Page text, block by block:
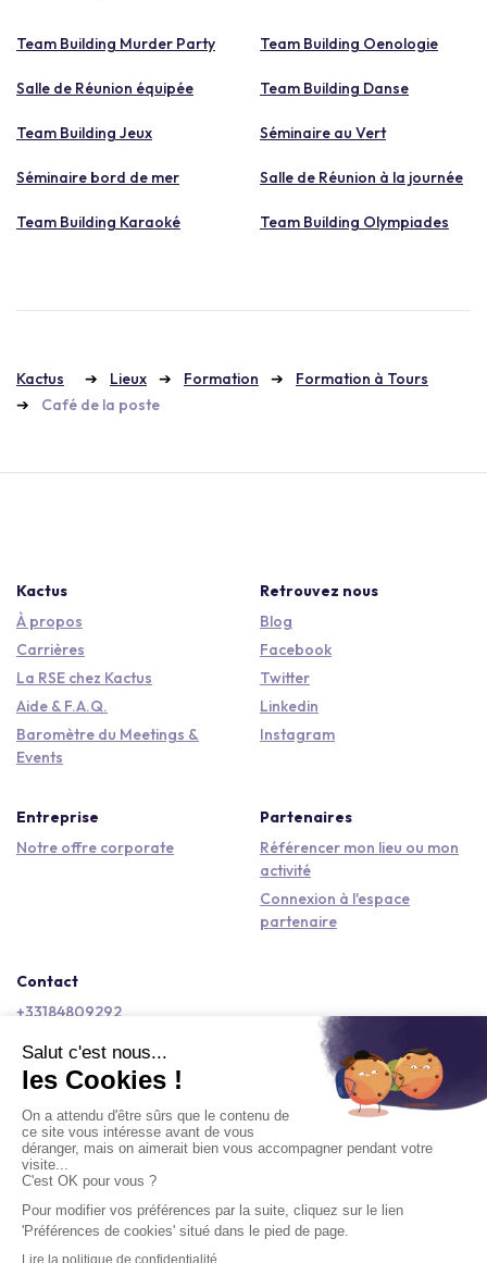
Team Building Murder Party Team Building Oenologie
Salle de Réunion équipée Team Building Danse
Team Building Jeux Séminaire au Vert
Séminaire bord de mer Salle de Réunion à la journée
Team Building Karaoké Team Building Olympiades
Kactus Lieux Formation
Formation à Tours
Café de la poste
Kactus
À propos
Carrières
La RSE chez Kactus
Aide & F.A.Q.
Baromètre du Meetings &
Events
Retrouvez nous
Blog
Facebook
Twitter
Linkedin
Instagram
Entreprise
Notre offre corporate
Partenaires
Référencer mon lieu ou mon
activité
Connexion à l'espace
partenaire
Contact
+33184809292
Copyright © 2026 Kactus Tous droits réservés
Conditions générales d'utilisation
Mentions légales
Signaler un contenu